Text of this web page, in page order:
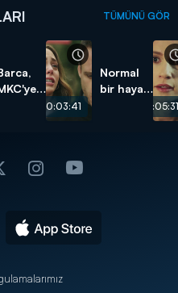
TÜMÜNÜ GÖR
00:03:41
Normal
bir hayat
00:05:31